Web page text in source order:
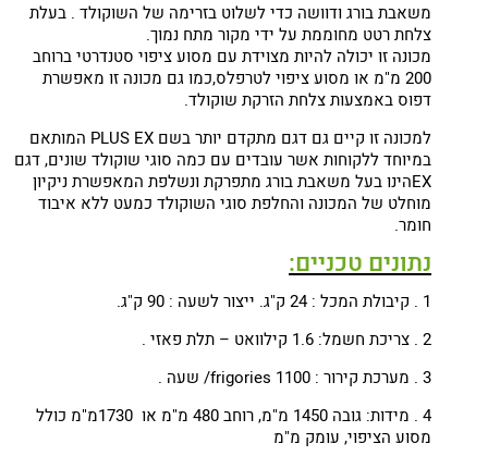
משאבת בורג ודוושה כדי לשלוט בזרימה של השוקולד . בעלת
צלחת רטט מחוממת על ידי מקור מתח נמוך.
מכונה זו יכולה להיות מצוידת עם מסוע ציפוי סטנדרטי ברוחב
200 מ"מ או מסוע ציפוי לטרפלס,כמו גם מכונה זו מאפשרת
דפוס באמצעות צלחת הזרקת שוקולד.
למכונה זו קיים גם דגם מתקדם יותר בשם PLUS EX המותאם
במיוחד ללקוחות אשר עובדים עם כמה סוגי שוקולד שונים, דגם
EXהינו בעל משאבת בורג מתפרקת ונשלפת המאפשרת ניקיון
מוחלט של המכונה והחלפת סוגי השוקולד כמעט ללא איבוד
חומר.
נתונים טכניים:
1 . קיבולת המכל : 24 ק"ג. ייצור לשעה : 90 ק"ג.
2 . צריכת חשמל: 1.6 קילוואט – תלת פאזי .
3 . מערכת קירור : 1100 frigories/ שעה .
4 . מידות: גובה 1450 מ"מ, רוחב 480 מ"מ או 1730מ"מ כולל
מסוע הציפוי, עומק מ"מ